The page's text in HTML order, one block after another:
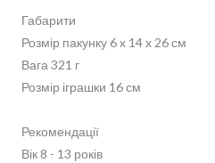
Габарити
Розмір пакунку 6 x 14 x 26 см
Вага 321 г
Розмір іграшки 16 см
Рекомендації
Вік 8 - 13 років